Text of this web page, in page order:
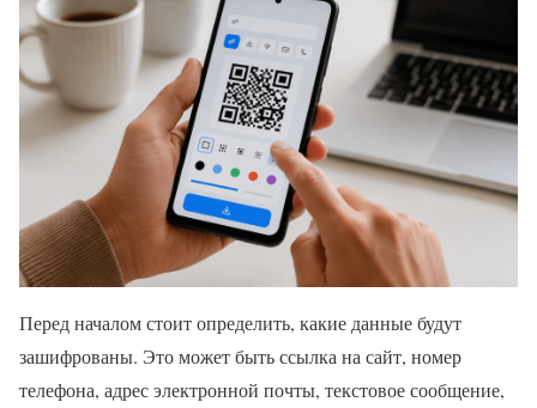
Перед началом стоит определить, какие данные будут
зашифрованы. Это может быть ссылка на сайт, номер
телефона, адрес электронной почты, текстовое сообщение,